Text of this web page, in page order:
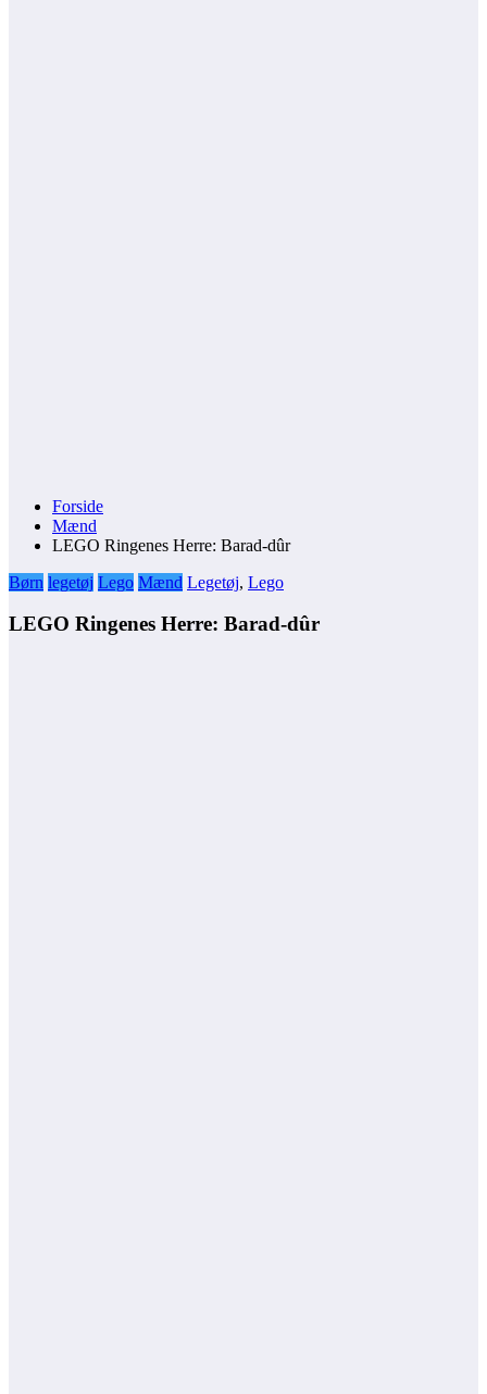
Forside
Mænd
LEGO Ringenes Herre: Barad-dûr
Børn legetøj Lego Mænd Legetøj, Lego
LEGO Ringenes Herre: Barad-dûr